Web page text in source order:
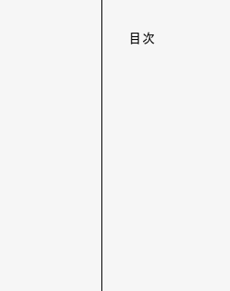
目次